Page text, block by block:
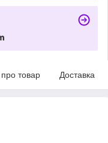
про товар Доставка